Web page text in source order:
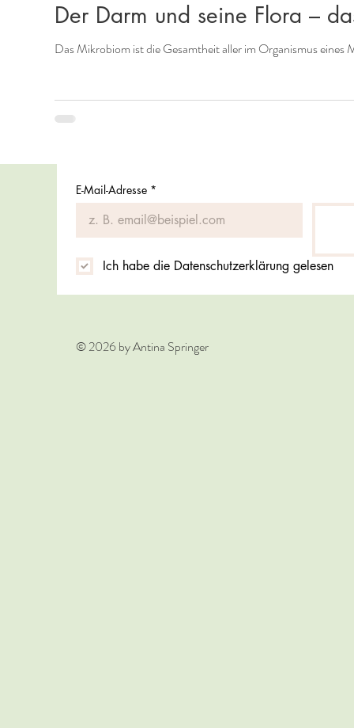
Der Darm und seine Flora –
E-Mail-Adresse *
Ich habe die Datenschutzerklärung gelesen
© 2026 by Antina Springer